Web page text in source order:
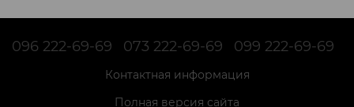
096 222-69-69 073 222-69-69 099 222-69-69
Контактная информация
Полная версия сайта